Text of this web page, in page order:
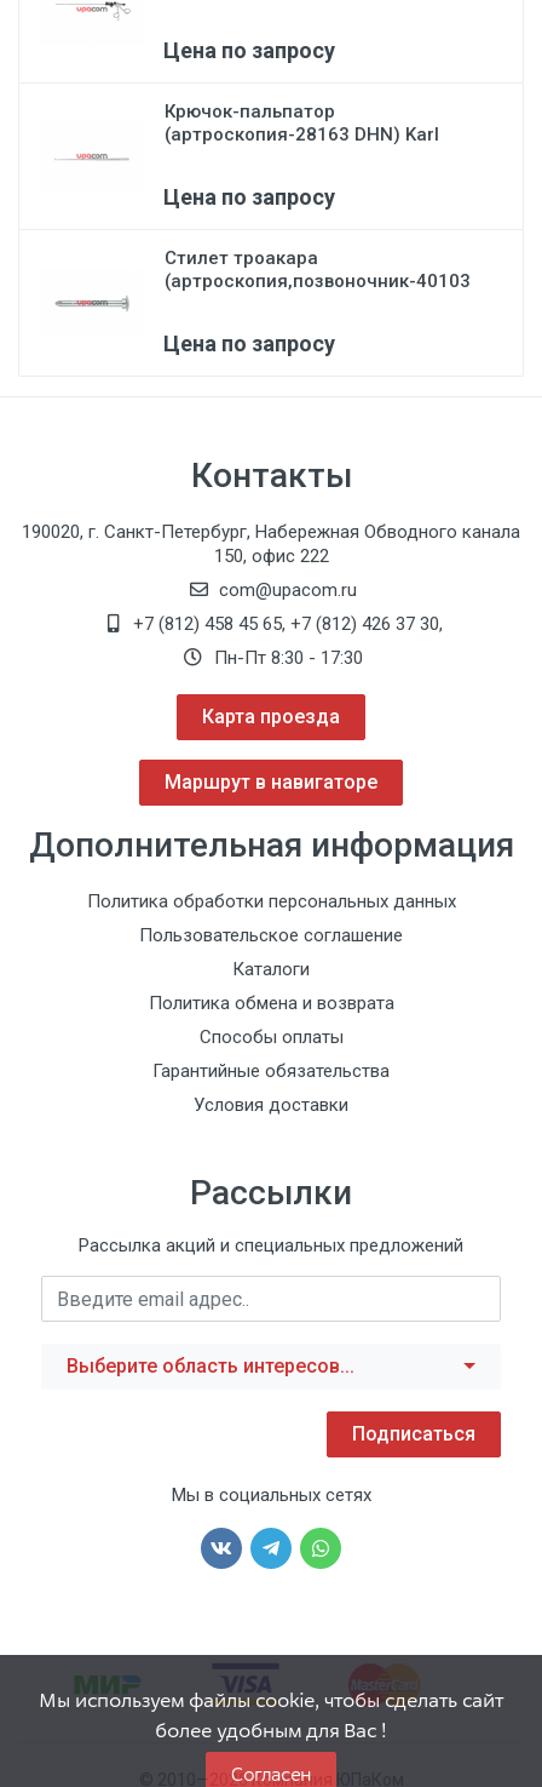
Цена по запросу
Крючок-пальпатор
(артроскопия-28163 DHN) Karl
Цена по запросу
Стилет троакара
(артроскопия,позвоночник-40103
Цена по запросу
Контакты
190020, г. Санкт-Петербург, Набережная Обводного канала
150, офис 222
com@upacom.ru
+7 (812) 458 45 65, +7 (812) 426 37 30,
Пн-Пт 8:30 - 17:30
Карта проезда
Маршрут в навигаторе
Дополнительная информация
Политика обработки персональных данных
Пользовательское соглашение
Каталоги
Политика обмена и возврата
Способы оплаты
Гарантийные обязательства
Условия доставки
Рассылки
Рассылка акций и специальных предложений
Выберите область интересов...
Подписаться
Мы в социальных сетях
© 2010—2026 Компания ЮПаКом
Мы используем файлы cookie, чтобы сделать сайт
более удобным для Вас !
Согласен